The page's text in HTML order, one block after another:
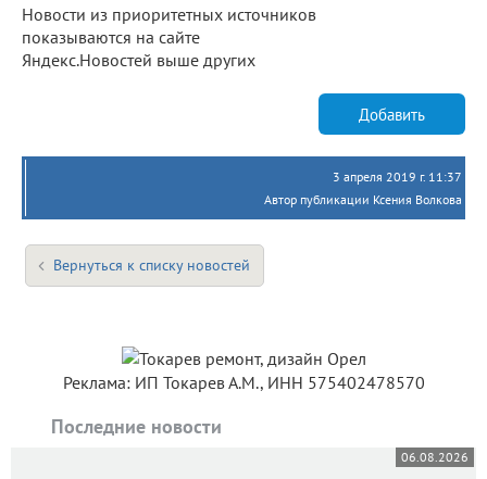
Новости из приоритетных источников
показываются на сайте
Яндекс.Новостей выше других
Добавить
3 апреля 2019 г. 11:37
Автор публикации Ксения Волкова
Вернуться к списку новостей
Реклама: ИП Токарев А.М., ИНН 575402478570
Последние новости
06.08.2026